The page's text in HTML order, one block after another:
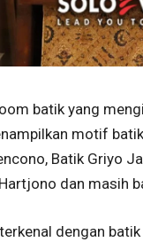
batik yang
motif
Batik Griyo
dan masih
dengan